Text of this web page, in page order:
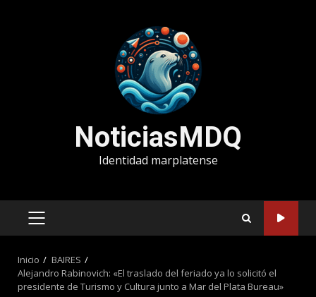
NoticiasMDQ
Identidad marplatense
MENÚ
Inicio
BAIRES
Alejandro Rabinovich: «El traslado del feriado ya lo solicitó el
presidente de Turismo y Cultura junto a Mar del Plata Bureau»